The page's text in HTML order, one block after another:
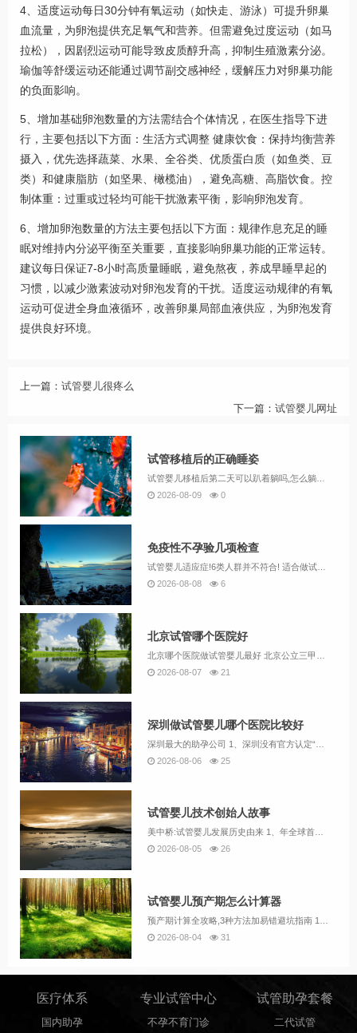
4、适度运动每日30分钟有氧运动（如快走、游泳）可提升卵巢
血流量，为卵泡提供充足氧气和营养。但需避免过度运动（如马
拉松），因剧烈运动可能导致皮质醇升高，抑制生殖激素分泌。
瑜伽等舒缓运动还能通过调节副交感神经，缓解压力对卵巢功能
的负面影响。
5、增加基础卵泡数量的方法需结合个体情况，在医生指导下进
行，主要包括以下方面：生活方式调整 健康饮食：保持均衡营养
摄入，优先选择蔬菜、水果、全谷类、优质蛋白质（如鱼类、豆
类）和健康脂肪（如坚果、橄榄油），避免高糖、高脂饮食。控
制体重：过重或过轻均可能干扰激素平衡，影响卵泡发育。
6、增加卵泡数量的方法主要包括以下方面：规律作息充足的睡
眠对维持内分泌平衡至关重要，直接影响卵巢功能的正常运转。
建议每日保证7-8小时高质量睡眠，避免熬夜，养成早睡早起的
习惯，以减少激素波动对卵泡发育的干扰。适度运动规律的有氧
运动可促进全身血液循环，改善卵巢局部血液供应，为卵泡发育
提供良好环境。
上一篇： 试管婴儿很疼么
下一篇： 试管婴儿网址
试管移植后的正确睡姿
2026-08-09
0
免疫性不孕验几项检查
2026-08-08
6
北京试管哪个医院好
2026-08-07
21
深圳做试管婴儿哪个医院比较好
2026-08-06
25
试管婴儿技术创始人故事
美中桥:试管婴儿发展历史由来 1、年全球首例试管婴儿在英国诞生，中国首例试管婴儿于1988年成功出生。经过40余年发展，该技术已帮助全球800多万家庭实现生育愿望，成为解决不孕不育问题的重要医疗手段。2、选择美国第三代试管婴儿“贵”，主要意...
2026-08-05
26
试管婴儿预产期怎么计算器
2026-08-04
31
医疗体系
国内助孕
专业试管中心
不孕不育门诊
试管助孕套餐
二代试管